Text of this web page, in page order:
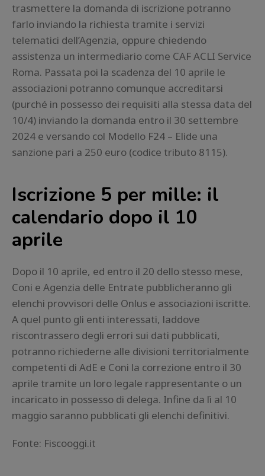
trasmettere la domanda di iscrizione potranno
farlo inviando la richiesta tramite i servizi
telematici dell’Agenzia, oppure chiedendo
assistenza un intermediario come CAF ACLI Service
Roma. Passata poi la scadenza del 10 aprile le
associazioni potranno comunque accreditarsi
(purché in possesso dei requisiti alla stessa data del
10/4) inviando la domanda entro il 30 settembre
2024 e versando col Modello F24 – Elide una
sanzione pari a 250 euro (codice tributo 8115).
Iscrizione 5 per mille: il
calendario dopo il 10
aprile
Dopo il 10 aprile, ed entro il 20 dello stesso mese,
Coni e Agenzia delle Entrate pubblicheranno gli
elenchi provvisori delle Onlus e associazioni iscritte.
A quel punto gli enti interessati, laddove
riscontrassero degli errori sui dati pubblicati,
potranno richiederne alle divisioni territorialmente
competenti di AdE e Coni la correzione entro il 30
aprile tramite un loro legale rappresentante o un
incaricato in possesso di delega. Infine da lì al 10
maggio saranno pubblicati gli elenchi definitivi.
Fonte: Fiscooggi.it